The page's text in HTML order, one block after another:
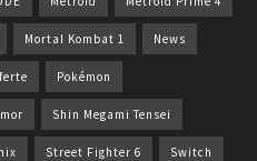
Mortal Kombat 1 News
Pokémon
Shin Megami Tensei
Street Fighter 6 Switch